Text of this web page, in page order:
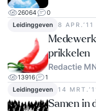
26064
0
Leidinggeven
8 APR.‘11
prikkelen
Redactie
13916
1
Leidinggeven
14
Samen in